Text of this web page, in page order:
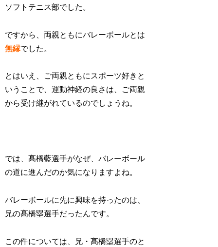
ソフトテニス部でした。
ですから、 両親ともにバレーボールとは
無縁でした。
とはいえ、ご両親ともにスポーツ好きと
いうことで、運動神経の良さは、ご両親
から受け継がれているのでしょうね。
では、髙橋藍選手がなぜ、バレーボール
の道に進んだのか気になりますよね。
バレーボールに先に興味を持ったのは、
兄の髙橋塁選手だったんです。
この件については、兄・髙橋塁選手のと